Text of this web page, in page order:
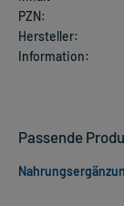
PZN:
Hersteller:
Information:
Passende